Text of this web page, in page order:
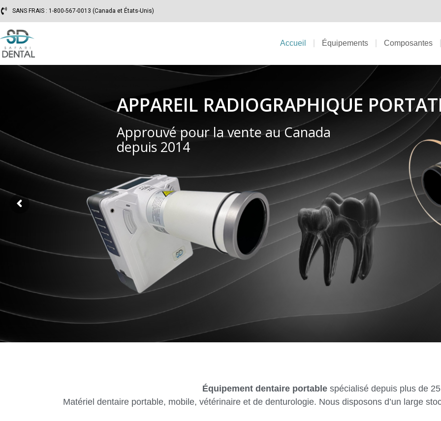
SANS FRAIS : 1-800-567-0013 (Canada et États-Unis)
Accueil Équipements Composantes
APPAREIL RADIOGRAPHIQUE
Approuvé pour la vente au Canada
depuis 2014
Équipement dentaire portablespécialisé depuis plus de
Matériel dentaire portable, mobile, vétérinaire et de denturologie. Nous disposons d’un large